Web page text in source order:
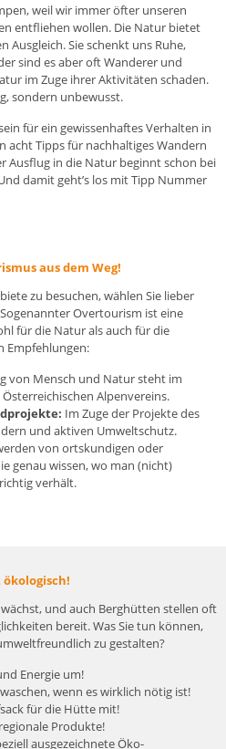
weil wir immer öfter unseren
entfliehen wollen. Die Natur bietet
Ausgleich. Sie schenkt uns Ruhe,
sind es aber oft Wanderer und
im Zuge ihrer Aktivitäten schaden.
sondern unbewusst.
für ein gewissenhaftes Verhalten in
acht Tipps für nachhaltiges Wandern
Ausflug in die Natur beginnt schon bei
damit geht’s los mit Tipp Nummer
aus dem Weg!
zu besuchen, wählen Sie lieber
Overtourism ist eine
für die Natur als auch für die
Empfehlungen:
von Mensch und Natur steht im
Alpenvereins.
: Im Zuge der Projekte des
und aktiven Umweltschutz.
von ortskundigen oder
genau wissen, wo man (nicht)
verhält.
und auch Berghütten stellen oft
bereit. Was Sie tun können,
zu gestalten?
Energie um!
wenn es wirklich nötig ist!
für die Hütte mit!
Produkte!
ausgezeichnete Öko-